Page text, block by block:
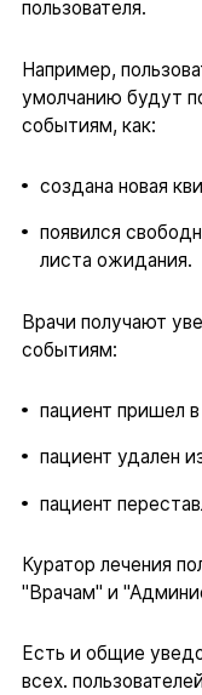
пользователя.
Например,
умолчанию будут
событиям, как:
создана новая
появился
листа ожидания.
Врачи получают
событиям:
пациент пришел в
пациент удален
пациент
Куратор лечения
"Врачам" и
Есть и общие
всех.